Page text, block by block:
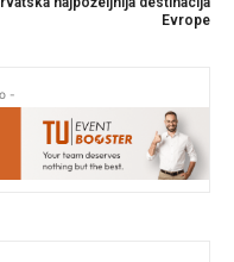
Evrope
-